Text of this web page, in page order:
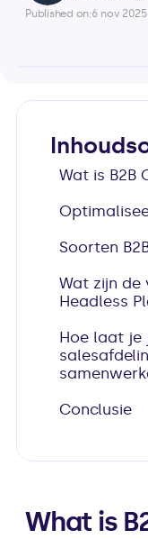
Published on:6 nov 2025
Wat is B2B
Soorten
Wat zijn de
Headless
Hoe laat je
Conclusie
What is